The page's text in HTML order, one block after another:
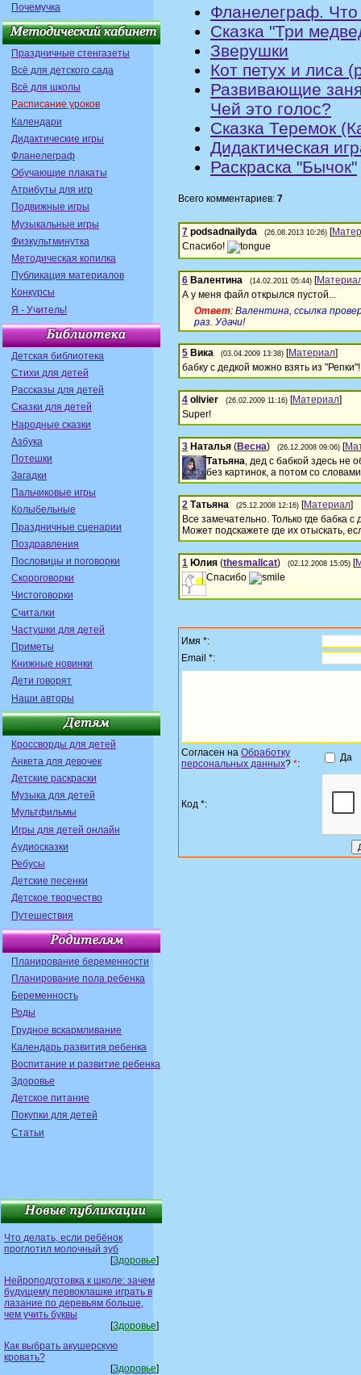
Почемучка
Праздничные стенгазеты
Всё для детского сада
Всё для школы
Расписание уроков
Календари
Дидактические игры
Фланелеграф
Обучающие плакаты
Атрибуты для игр
Подвижные игры
Музыкальные игры
Физкультминутка
Методическая копилка
Публикация материалов
Конкурсы
Я - Учитель!
Детская библиотека
Стихи для детей
Рассказы для детей
Сказки для детей
Народные сказки
Азбука
Потешки
Загадки
Пальчиковые игры
Колыбельные
Праздничные сценарии
Поздравления
Пословицы и поговорки
Скороговорки
Чистоговорки
Считалки
Частушки для детей
Приметы
Книжные новинки
Дети говорят
Наши авторы
Кроссворды для детей
Анкета для девочек
Детские раскраски
Музыка для детей
Мультфильмы
Игры для детей онлайн
Аудиосказки
Ребусы
Детские песенки
Детское творчество
Путешествия
Планирование беременности
Планирование пола ребенка
Беременность
Роды
Грудное вскармливание
Календарь развития ребенка
Воспитание и развитие ребенка
Здоровье
Детское питание
Покупки для детей
Статьи
Что делать, если ребёнок
проглотил молочный зуб
[Здоровье]
Нейроподготовка к школе: зачем
будущему первоклашке играть в
лазание по деревьям больше,
чем учить буквы
[Здоровье]
Как выбрать акушерскую
кровать?
[Здоровье]
Фланелеграф.
Сказка "Три
Зверушки
Кот петух и лиса
Развивающие
Чей это голос?
Сказка Теремок
Дидактическая
Раскраска "Бычок"
Всего комментариев: 7
7 podsadnailyda (26.08.2013 10:26) [
Спасибо!
6 Валентина (14.02.2011 05:44) [
А у меня файл открылся пустой...
Ответ: Валентина, ссылка
раз. Удачи!
5 Вика (03.04.2009 13:38) [Материал]
бабку с дедкой можно взять из "Репки"!
4 olivier (26.02.2009 11:16) [Материал]
Super!
3 Наталья (Весна) (26.12.2008 09:06) [
Татьяна , дед с бабкой здесь не
без картинок, а потом со
2 Татьяна (25.12.2008 12:16) [Материал]
Все замечательно. Только где бабка с
Может подскажете где их отыскать,
1 Юлия (thesmallcat) (02.12.2008 15:05) [
Спасибо
Имя *:
Email *:
Согласен на Обработку
персональных данных? *:
Да
Код *: